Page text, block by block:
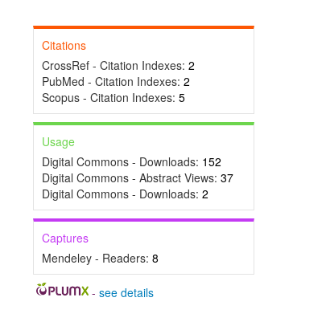
Citations
CrossRef - Citation Indexes: 2
PubMed - Citation Indexes: 2
Scopus - Citation Indexes: 5
Usage
Digital Commons - Downloads: 152
Digital Commons - Abstract Views: 37
Digital Commons - Downloads: 2
Captures
Mendeley - Readers: 8
-see details